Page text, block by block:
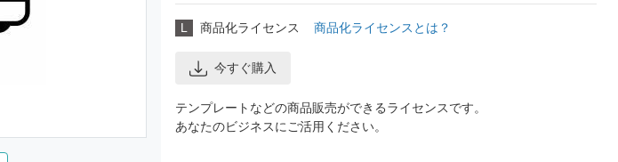
L 商品化ライセンス 商品化ライセンスとは？
今すぐ購入
テンプレートなどの商品販売ができるライセンスです。
あなたのビジネスにご活用ください。